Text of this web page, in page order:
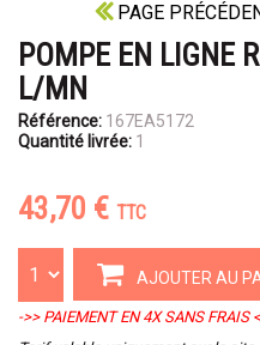
PAGE
POMPE EN LIGNE
L/MN
Référence: 167EA5172
Quantité livrée: 1
43,70 € TTC
AJOUTER AU
->> PAIEMENT EN 4X SANS FRAIS